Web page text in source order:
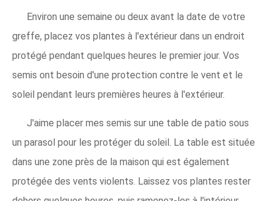
Environ une semaine ou deux avant la date de votre
greffe, placez vos plantes à l'extérieur dans un endroit
protégé pendant quelques heures le premier jour. Vos
semis ont besoin d'une protection contre le vent et le
soleil pendant leurs premières heures à l'extérieur.
J'aime placer mes semis sur une table de patio sous
un parasol pour les protéger du soleil. La table est située
dans une zone près de la maison qui est également
protégée des vents violents. Laissez vos plantes rester